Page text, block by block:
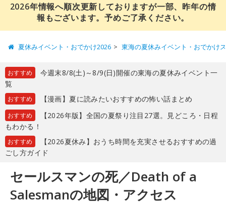
2026年情報へ順次更新しておりますが一部、昨年の情
報もございます。予めご了承ください。
夏休みイベント・おでかけ2026 東海の夏休みイベント・おでかけ
おすすめ
今週末8/8(土)～8/9(日)開催の東海の夏休みイベント一
覧
おすすめ 【漫画】夏に読みたいおすすめの怖い話まとめ
おすすめ
【2026年版】全国の夏祭り注目27選。見どころ・日程
もわかる！
おすすめ
【2026夏休み】おうち時間を充実させるおすすめの過
ごし方ガイド
セールスマンの死／Death of a
Salesmanの地図・アクセス